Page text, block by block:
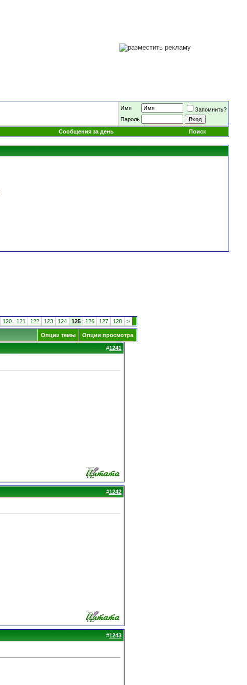
Имя
Запомнить?
Пароль
Сообщения за день Поиск
120 121 122 123 124 125 126 127 128 >
Опции темы Опции просмотра
#1241
#1242
#1243